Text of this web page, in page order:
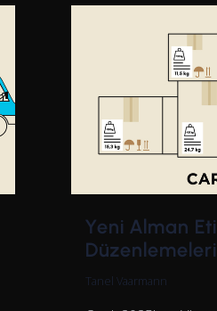
Yeni Alman
Tanel Vaarmann